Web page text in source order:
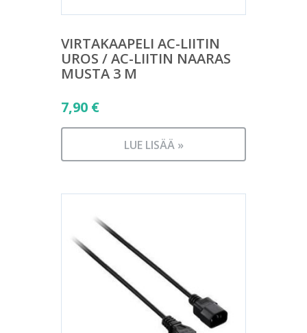
VIRTAKAAPELI AC-LIITIN
UROS / AC-LIITIN NAARAS
MUSTA 3 M
7,90 €
LUE LISÄÄ »